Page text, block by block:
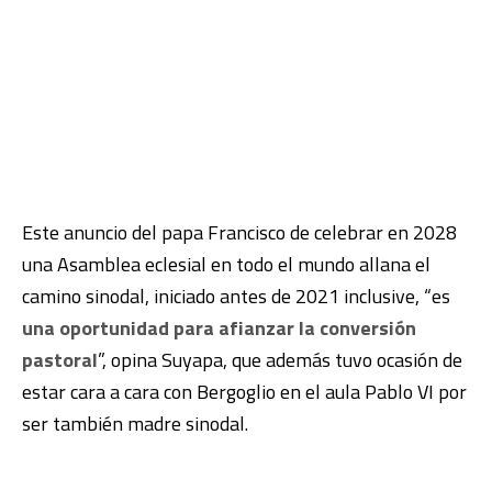
Este anuncio del papa Francisco de celebrar en 2028
una Asamblea eclesial en todo el mundo allana el
camino sinodal, iniciado antes de 2021 inclusive, “es
una oportunidad para afianzar la conversión
pastoral”, opina Suyapa, que además tuvo ocasión de
estar cara a cara con Bergoglio en el aula Pablo VI por
ser también madre sinodal.